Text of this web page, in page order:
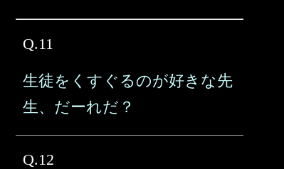
Q.11
生徒をくすぐるのが好きな先
生、だーれだ？
Q.12